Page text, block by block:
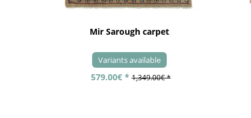
Mir Sarough carpet
Variants available
579.00€ * 1,349.00€ *